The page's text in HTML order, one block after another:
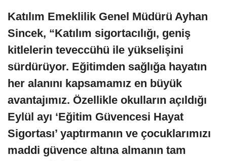
Katılım Emeklilik Genel Müdürü Ayhan
Sincek, “Katılım sigortacılığı, geniş
kitlelerin teveccühü ile yükselişini
sürdürüyor. Eğitimden sağlığa hayatın
her alanını kapsamamız en büyük
avantajımız. Özellikle okulların açıldığı
Eylül ayı ‘Eğitim Güvencesi Hayat
Sigortası’ yaptırmanın ve çocuklarımızı
maddi güvence altına almanın tam